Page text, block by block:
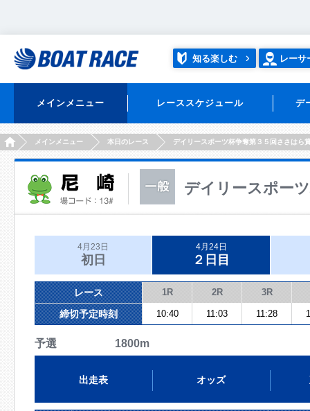
知る楽しむ レーサ
メインメニュー レーススケジュール デ
HOMEメインメニュー 本日のレース デイリースポーツ杯争奪第３５回ささはら
デイリースポー
4月23日
初日
4月24日
２日目
レース 1R 2R 3R
締切予定時刻 10:40 11:03 11:28
予選 1800m
出走表 オッズ